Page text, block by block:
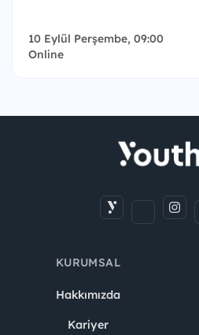
10 Eylül Perşembe, 09:00
Online
KURUMSAL
Hakkımızda
Kariyer